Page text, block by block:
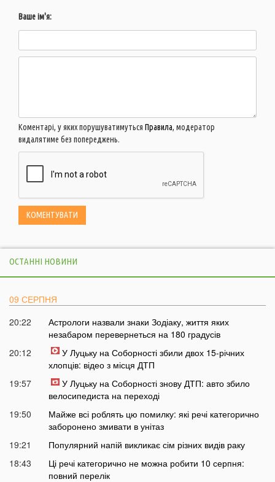
Ваше ім'я:
Коментарі, у яких порушуватимуться Правила, модератор
видалятиме без попереджень.
ОСТАННІ НОВИНИ
09 СЕРПНЯ
20:22
Астрологи назвали знаки Зодіаку, життя яких
незабаром перевернеться на 180 градусів
20:12
У Луцьку на Соборності збили двох 15-річних
хлопців: відео з місця ДТП
19:57
У Луцьку на Соборності знову ДТП: авто збило
велосипедиста на переході
19:50
Майже всі роблять цю помилку: які речі категорично
заборонено змивати в унітаз
19:21
Популярний напій викликає сім різних видів раку
18:43
Ці речі категорично не можна робити 10 серпня:
повний перелік